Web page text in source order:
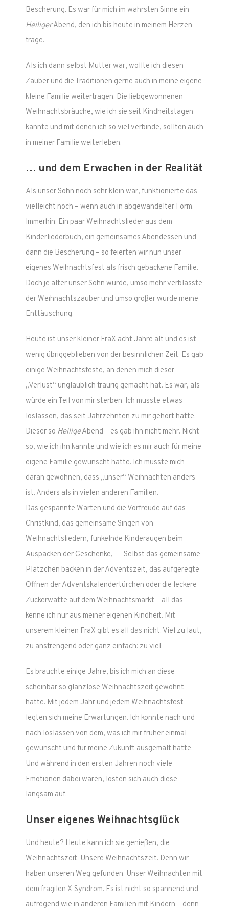
Bescherung. Es war für mich im wahrsten Sinne ein
HeiligerAbend, den ich bis heute in meinem Herzen
trage.
Als ich dann selbst Mutter war, wollte ich diesen
Zauber und die Traditionen gerne auch in meine eigene
kleine Familie weitertragen. Die liebgewonnenen
Weihnachtsbräuche, wie ich sie seit Kindheitstagen
kannte und mit denen ich so viel verbinde, sollten auch
in meiner Familie weiterleben.
… und dem Erwachen in der Realität
Als unser Sohn noch sehr klein war, funktionierte das
vielleicht noch – wenn auch in abgewandelter Form.
Immerhin: Ein paar Weihnachtslieder aus dem
Kinderliederbuch, ein gemeinsames Abendessen und
dann die Bescherung – so feierten wir nun unser
eigenes Weihnachtsfest als frisch gebackene Familie.
Doch je älter unser Sohn wurde, umso mehr verblasste
der Weihnachtszauber und umso größer wurde meine
Enttäuschung.
Heute ist unser kleiner FraX acht Jahre alt und es ist
wenig übriggeblieben von der besinnlichen Zeit. Es gab
einige Weihnachtsfeste, an denen mich dieser
„Verlust“ unglaublich traurig gemacht hat. Es war, als
würde ein Teil von mir sterben. Ich musste etwas
loslassen, das seit Jahrzehnten zu mir gehört hatte.
Dieser so HeiligeAbend – es gab ihn nicht mehr. Nicht
so, wie ich ihn kannte und wie ich es mir auch für meine
eigene Familie gewünscht hatte. Ich musste mich
daran gewöhnen, dass „unser“ Weihnachten anders
ist. Anders als in vielen anderen Familien.
Das gespannte Warten und die Vorfreude auf das
Christkind, das gemeinsame Singen von
Weihnachtsliedern, funkelnde Kinderaugen beim
Auspacken der Geschenke, … Selbst das gemeinsame
Plätzchen backen in der Adventszeit, das aufgeregte
Öffnen der Adventskalendertürchen oder die leckere
Zuckerwatte auf dem Weihnachtsmarkt – all das
kenne ich nur aus meiner eigenen Kindheit. Mit
unserem kleinen FraX gibt es all das nicht. Viel zu laut,
zu anstrengend oder ganz einfach: zu viel.
Es brauchte einige Jahre, bis ich mich an diese
scheinbar so glanzlose Weihnachtszeit gewöhnt
hatte. Mit jedem Jahr und jedem Weihnachtsfest
legten sich meine Erwartungen. Ich konnte nach und
nach loslassen von dem, was ich mir früher einmal
gewünscht und für meine Zukunft ausgemalt hatte.
Und während in den ersten Jahren noch viele
Emotionen dabei waren, lösten sich auch diese
langsam auf.
Unser eigenes Weihnachtsglück
Und heute? Heute kann ich sie genießen, die
Weihnachtszeit. Unsere Weihnachtszeit. Denn wir
haben unseren Weg gefunden. Unser Weihnachten mit
dem fragilen X-Syndrom. Es ist nicht so spannend und
aufregend wie in anderen Familien mit Kindern – denn